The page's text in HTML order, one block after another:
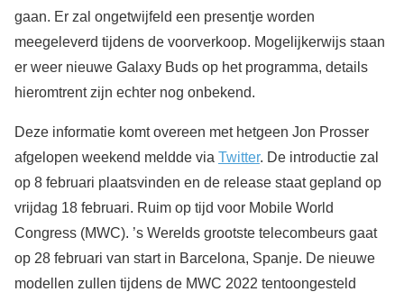
gaan. Er zal ongetwijfeld een presentje worden
meegeleverd tijdens de voorverkoop. Mogelijkerwijs staan
er weer nieuwe Galaxy Buds op het programma, details
hieromtrent zijn echter nog onbekend.
Deze informatie komt overeen met hetgeen Jon Prosser
afgelopen weekend meldde via Twitter. De introductie zal
op 8 februari plaatsvinden en de release staat gepland op
vrijdag 18 februari. Ruim op tijd voor Mobile World
Congress (MWC). ’s Werelds grootste telecombeurs gaat
op 28 februari van start in Barcelona, Spanje. De nieuwe
modellen zullen tijdens de MWC 2022 tentoongesteld